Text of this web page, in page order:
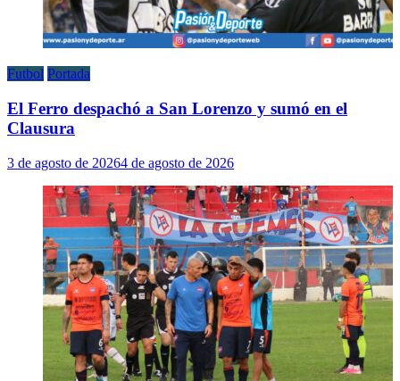
Futbol Portada
El Ferro despachó a San Lorenzo y sumó en el
Clausura
3 de agosto de 20264 de agosto de 2026